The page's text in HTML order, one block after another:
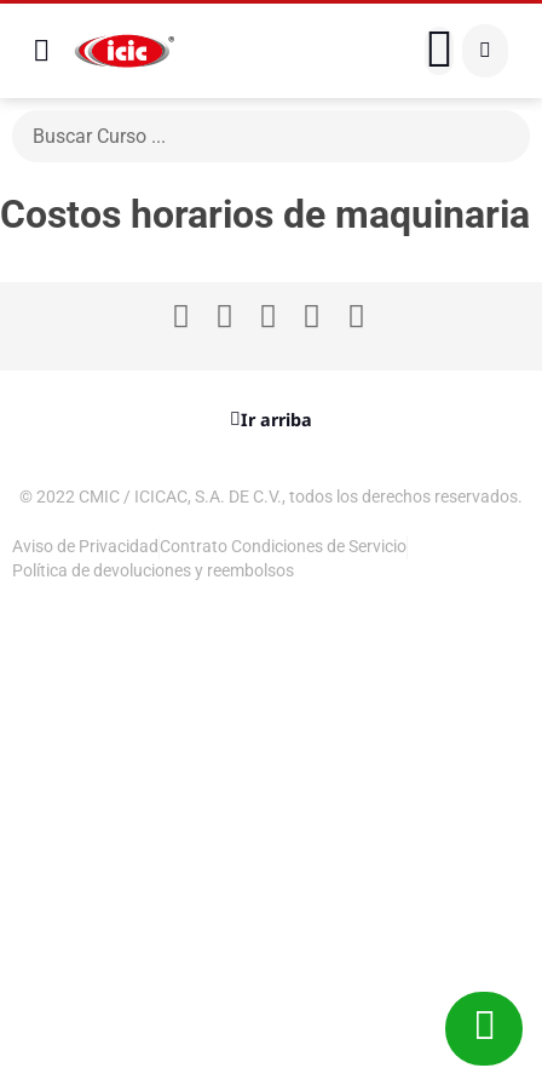
Costos horarios de maquinaria
Ir arriba
© 2022 CMIC / ICICAC, S.A. DE C.V., todos los derechos reservados.
Aviso de Privacidad Contrato Condiciones de Servicio
Política de devoluciones y reembolsos